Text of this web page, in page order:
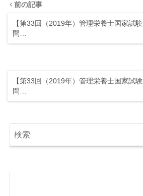
前の記事
【第33回（2019年）管理栄養士国家試
問…
【第33回（2019年）管理栄養士国家試
問…